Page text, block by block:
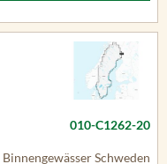
010-C1262-20
Binnengewässer Schweden